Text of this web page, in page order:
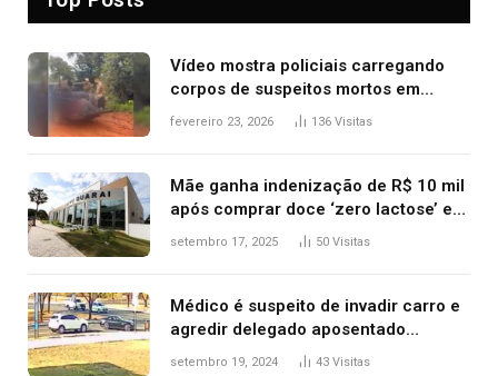
Vídeo mostra policiais carregando
corpos de suspeitos mortos em
confronto dentro de caminhonete
fevereiro 23, 2026 136 Visitas
Mãe ganha indenização de R$ 10 mil
após comprar doce ‘zero lactose’ e
filha ter reação alérgica grave
setembro 17, 2025 50 Visitas
Médico é suspeito de invadir carro e
agredir delegado aposentado
durante confusão no trânsito
setembro 19, 2024 43 Visitas